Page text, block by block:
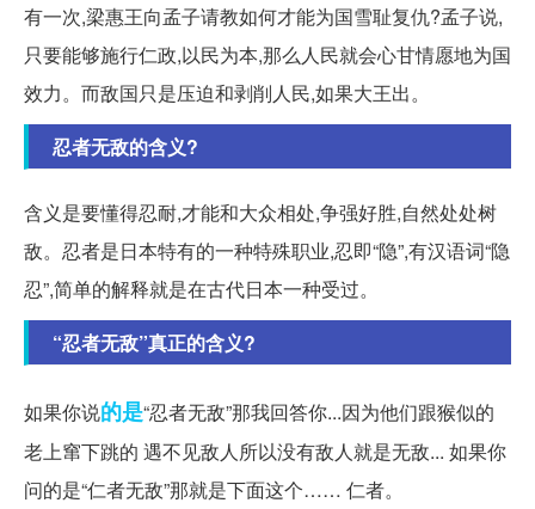
有一次,梁惠王向孟子请教如何才能为国雪耻复仇?孟子说,
只要能够施行仁政,以民为本,那么人民就会心甘情愿地为国
效力。而敌国只是压迫和剥削人民,如果大王出。
忍者无敌的含义?
含义是要懂得忍耐,才能和大众相处,争强好胜,自然处处树
敌。忍者是日本特有的一种特殊职业,忍即“隐”,有汉语词“隐
忍”,简单的解释就是在古代日本一种受过。
“忍者无敌”真正的含义?
如果你说的是“忍者无敌”那我回答你...因为他们跟猴似的
老上窜下跳的 遇不见敌人所以没有敌人就是无敌... 如果你
问的是“仁者无敌”那就是下面这个…… 仁者。